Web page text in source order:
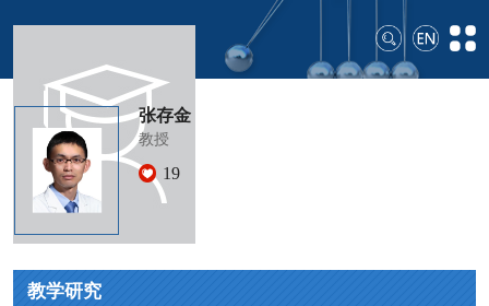
张存金
教授
19
教学研究